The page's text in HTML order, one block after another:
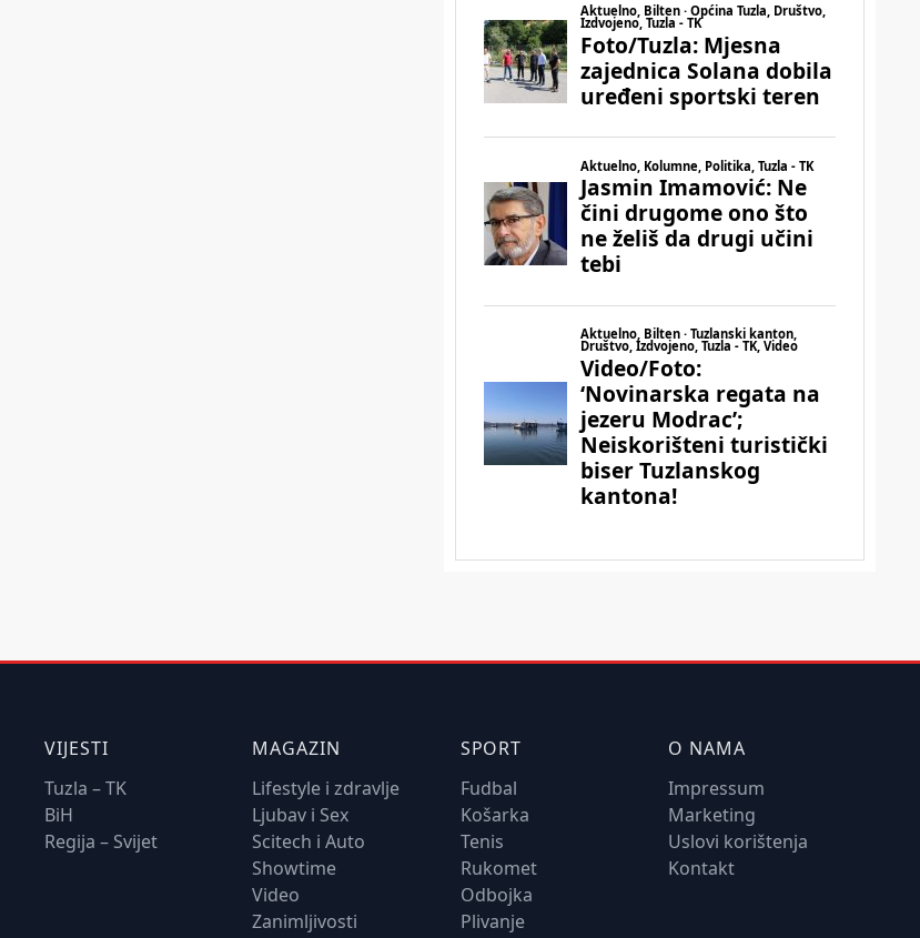
VIJESTI
Tuzla – TK
BiH
Regija – Svijet
MAGAZIN
Lifestyle i zdravlje
Ljubav i Sex
Scitech i Auto
Showtime
Video
Zanimljivosti
SPORT
Fudbal
Košarka
Tenis
Rukomet
Odbojka
Plivanje
O NAMA
Impressum
Marketing
Uslovi korištenja
Kontakt